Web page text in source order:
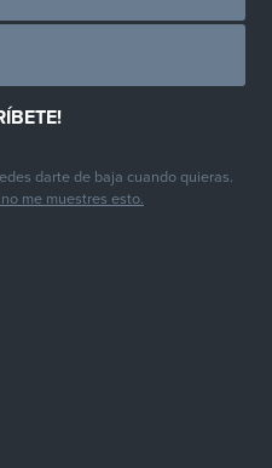
darte de baja cuando quieras.
me muestres esto.